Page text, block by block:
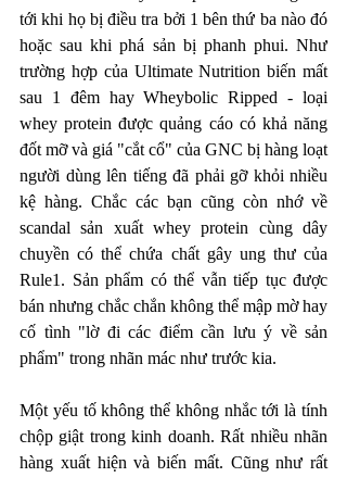
tới khi họ bị điều tra bởi 1 bên thứ ba nào đó
hoặc sau khi phá sản bị phanh phui. Như
trường hợp của Ultimate Nutrition biến mất
sau 1 đêm hay Wheybolic Ripped - loại
whey protein được quảng cáo có khả năng
đốt mỡ và giá "cắt cổ" của GNC bị hàng loạt
người dùng lên tiếng đã phải gỡ khỏi nhiều
kệ hàng. Chắc các bạn cũng còn nhớ về
scandal sản xuất whey protein cùng dây
chuyền có thể chứa chất gây ung thư của
Rule1. Sản phẩm có thể vẫn tiếp tục được
bán nhưng chắc chắn không thể mập mờ hay
cố tình "lờ đi các điểm cần lưu ý về sản
phẩm" trong nhãn mác như trước kia.
Một yếu tố không thể không nhắc tới là tính
chộp giật trong kinh doanh. Rất nhiều nhãn
hàng xuất hiện và biến mất. Cũng như rất